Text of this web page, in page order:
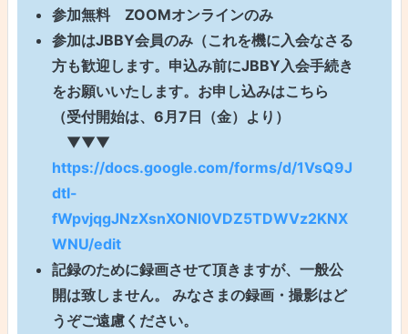
参加無料 ZOOMオンラインのみ
参加はJBBY会員のみ（これを機に入会なさる
方も歓迎します。申込み前にJBBY入会手続き
をお願いいたします。お申し込みはこちら
（受付開始は、6月7日（金）より）
▼▼▼
https://docs.google.com/forms/d/1VsQ9J
dtI-
fWpvjqgJNzXsnXONl0VDZ5TDWVz2KNX
WNU/edit
記録のために録画させて頂きますが、一般公
開は致しません。 みなさまの録画・撮影はど
うぞご遠慮ください。